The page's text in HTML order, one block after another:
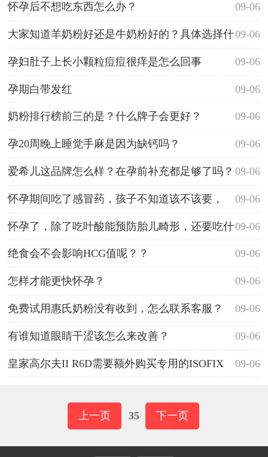
09-06
怀孕后不想吃东西怎么办？
09-06
大家知道羊奶粉好还是牛奶粉好的？具体选择什
么，才会更好些？ 09-06
孕妇肚子上长小颗粒痘痘很痒是怎么回事
09-06
孕期白带发红
09-06
奶粉排行榜前三的是？什么牌子会更好？
09-06
孕20周晚上睡觉手麻是因为缺钙吗？
09-06
爱希儿这品牌怎么样？在孕前补充都足够了吗？
有副作用吗？ 09-06
怀孕期间吃了感冒药，孩子不知道该不该要，
09-06
怀孕了，除了吃叶酸能预防胎儿畸形，还要吃什
么对胎儿大脑发育好的东西？ 09-06
绝食会不会影响HCG值呢？？
09-06
怎样才能更快怀孕？
09-06
免费试用惠氏奶粉没有收到，怎么联系客服？
09-06
有谁知道眼睛干涩该怎么来改善？
09-06
皇家高尔夫II R6D需要额外购买专用的ISOFIX
上一页 35 下一页